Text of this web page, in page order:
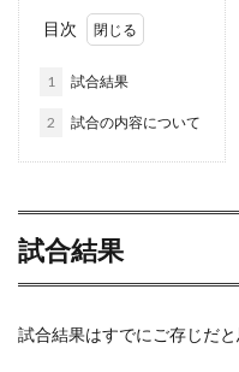
目次
1 試合結果
2 試合の内容について
試合結果
試合結果はすでにご存じだ